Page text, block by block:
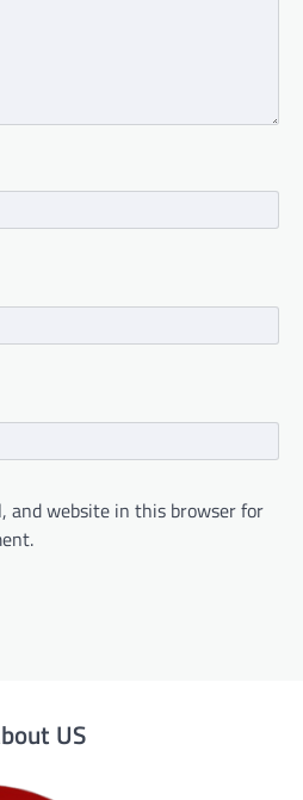
and website in this browser for
US